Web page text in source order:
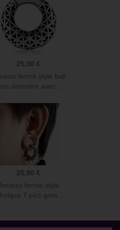
25,00 €
fermé style bali
diamètre avec...
25,90 €
fermé style
7 pics gros...